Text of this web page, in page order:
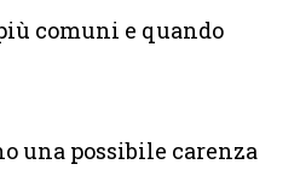
comuni e quando
una possibile carenza